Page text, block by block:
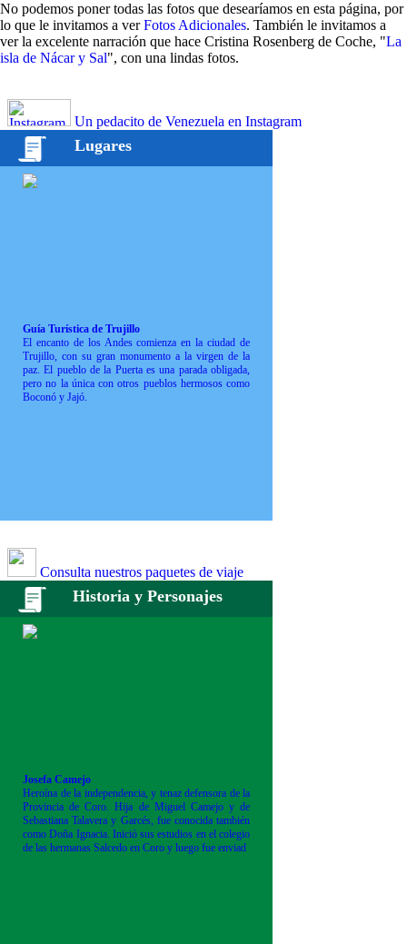
No podemos poner todas las fotos que desearíamos en esta página, por
lo que le invitamos a verFotos Adicionales. También le invitamos a
ver la excelente narración que hace Cristina Rosenberg de Coche, "La
isla de Nácar y Sal", con una lindas fotos.
Un pedacito de Venezuela en Instagram
Lugares
Guía Turística de Trujillo
El encanto de los Andes comienza en la ciudad de
Trujillo, con su gran monumento a la virgen de la
paz. El pueblo de la Puerta es una parada obligada,
pero no la única con otros pueblos hermosos como
Boconó y Jajó.
Consulta nuestros paquetes de viaje
Historia y Personajes
Josefa Camejo
Heroína de la independencia, y tenaz defensora de la
Provincia de Coro. Hija de Miguel Camejo y de
Sebastiana Talavera y Garcés, fue conocida también
como Doña Ignacia. Inició sus estudios en el colegio
de las hermanas Salcedo en Coro y luego fue enviad